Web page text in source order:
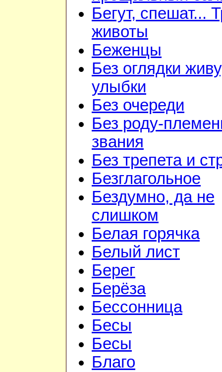
Бегут, спешат...
животы
Беженцы
Без оглядки
улыбки
Без очереди
Без роду-
звания
Без трепета и
Безглагольное
Бездумно, да не
слишком
Белая горячка
Белый лист
Берег
Берёза
Бессонница
Бесы
Бесы
Благо